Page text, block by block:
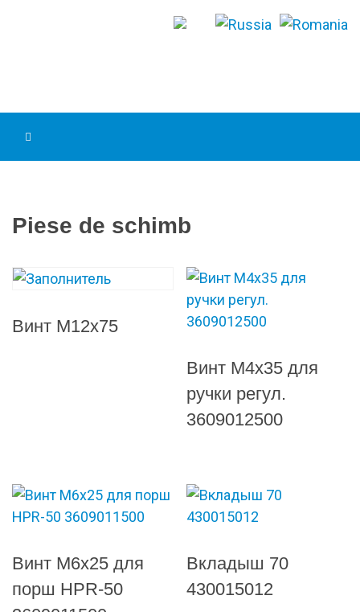
Piese de schimb
Винт М12х75
Винт М4х35 для
ручки регул.
3609012500
Винт М6х25 для
порш HPR-50
Вкладыш 70
430015012